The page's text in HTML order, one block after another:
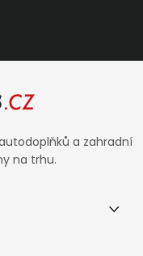
a zahradní
na trhu.